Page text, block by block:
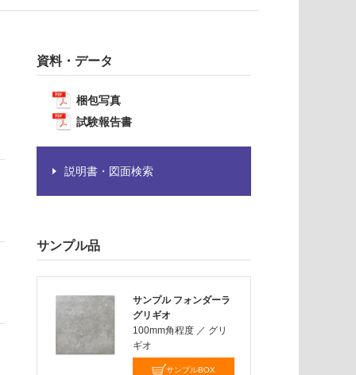
資料・データ
梱包写真
試験報告書
説明書・図面検索
サンプル品
サンプル フォンダーラ
グリギオ
100mm角程度 ／ グリ
ギオ
サンプルBOX